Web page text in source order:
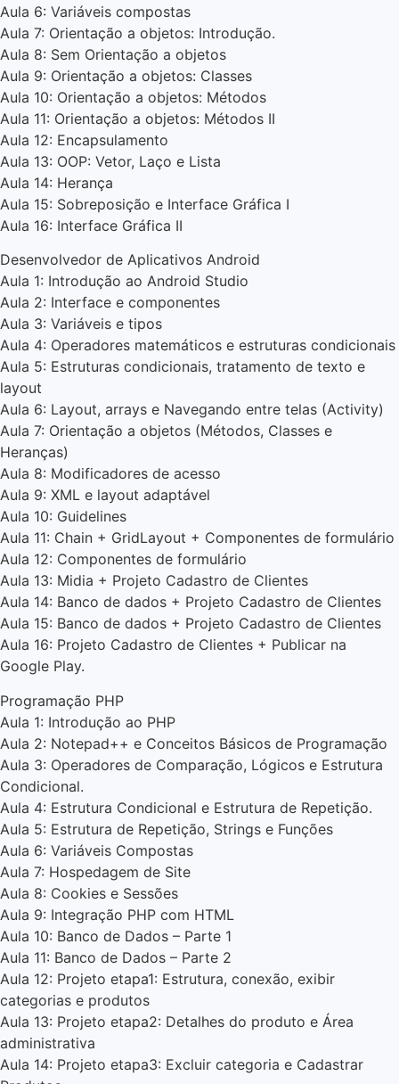
Aula 6: Variáveis compostas
Aula 7: Orientação a objetos: Introdução.
Aula 8: Sem Orientação a objetos
Aula 9: Orientação a objetos: Classes
Aula 10: Orientação a objetos: Métodos
Aula 11: Orientação a objetos: Métodos II
Aula 12: Encapsulamento
Aula 13: OOP: Vetor, Laço e Lista
Aula 14: Herança
Aula 15: Sobreposição e Interface Gráfica I
Aula 16: Interface Gráfica II
Desenvolvedor de Aplicativos Android
Aula 1: Introdução ao Android Studio
Aula 2: Interface e componentes
Aula 3: Variáveis e tipos
Aula 4: Operadores matemáticos e estruturas condicionais
Aula 5: Estruturas condicionais, tratamento de texto e
layout
Aula 6: Layout, arrays e Navegando entre telas (Activity)
Aula 7: Orientação a objetos (Métodos, Classes e
Heranças)
Aula 8: Modificadores de acesso
Aula 9: XML e layout adaptável
Aula 10: Guidelines
Aula 11: Chain + GridLayout + Componentes de formulário
Aula 12: Componentes de formulário
Aula 13: Midia + Projeto Cadastro de Clientes
Aula 14: Banco de dados + Projeto Cadastro de Clientes
Aula 15: Banco de dados + Projeto Cadastro de Clientes
Aula 16: Projeto Cadastro de Clientes + Publicar na
Google Play.
Programação PHP
Aula 1: Introdução ao PHP
Aula 2: Notepad++ e Conceitos Básicos de Programação
Aula 3: Operadores de Comparação, Lógicos e Estrutura
Condicional.
Aula 4: Estrutura Condicional e Estrutura de Repetição.
Aula 5: Estrutura de Repetição, Strings e Funções
Aula 6: Variáveis Compostas
Aula 7: Hospedagem de Site
Aula 8: Cookies e Sessões
Aula 9: Integração PHP com HTML
Aula 10: Banco de Dados – Parte 1
Aula 11: Banco de Dados – Parte 2
Aula 12: Projeto etapa1: Estrutura, conexão, exibir
categorias e produtos
Aula 13: Projeto etapa2: Detalhes do produto e Área
administrativa
Aula 14: Projeto etapa3: Excluir categoria e Cadastrar